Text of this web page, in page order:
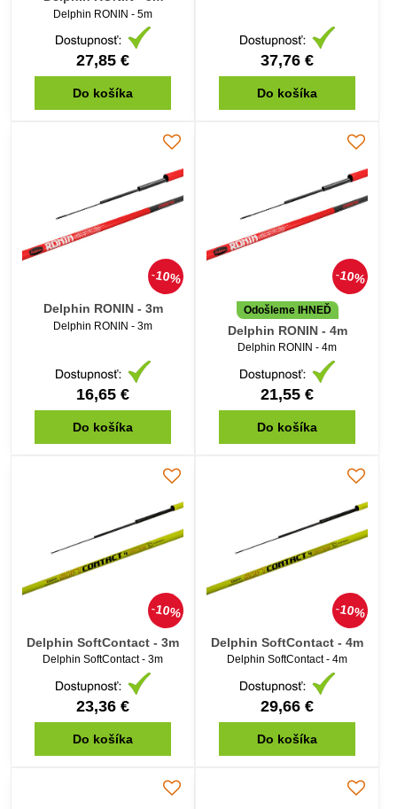
Delphin RONIN - 5m
27,85 €
Do košíka
37,76 €
Do košíka
10%
Delphin RONIN - 3m
Delphin RONIN - 3m
16,65 €
Do košíka
10%
Odošleme IHNEĎ
Delphin RONIN - 4m
Delphin RONIN - 4m
21,55 €
Do košíka
10%
Delphin SoftContact - 3m
Delphin SoftContact - 3m
23,36 €
Do košíka
10%
Delphin SoftContact - 4m
Delphin SoftContact - 4m
29,66 €
Do košíka